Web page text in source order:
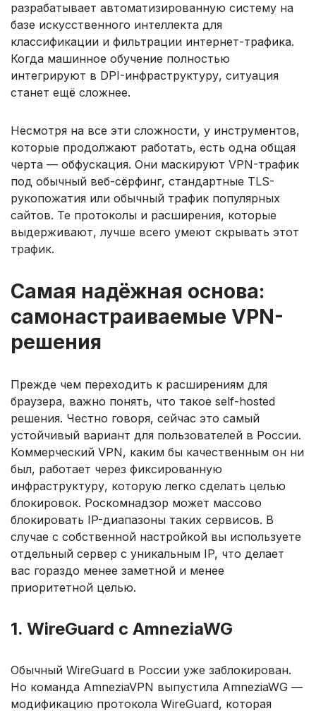
разрабатывает автоматизированную систему на
базе искусственного интеллекта для
классификации и фильтрации интернет-трафика.
Когда машинное обучение полностью
интегрируют в DPI-инфраструктуру, ситуация
станет ещё сложнее.
Несмотря на все эти сложности, у инструментов,
которые продолжают работать, есть одна общая
черта — обфускация. Они маскируют VPN-трафик
под обычный веб-сёрфинг, стандартные TLS-
рукопожатия или обычный трафик популярных
сайтов. Те протоколы и расширения, которые
выдерживают, лучше всего умеют скрывать этот
трафик.
Самая надёжная основа:
самонастраиваемые VPN-
решения
Прежде чем переходить к расширениям для
браузера, важно понять, что такое self-hosted
решения. Честно говоря, сейчас это самый
устойчивый вариант для пользователей в России.
Коммерческий VPN, каким бы качественным он ни
был, работает через фиксированную
инфраструктуру, которую легко сделать целью
блокировок. Роскомнадзор может массово
блокировать IP-диапазоны таких сервисов. В
случае с собственной настройкой вы используете
отдельный сервер с уникальным IP, что делает
вас гораздо менее заметной и менее
приоритетной целью.
1. WireGuard с AmneziaWG
Обычный WireGuard в России уже заблокирован.
Но команда AmneziaVPN выпустила AmneziaWG —
модификацию протокола WireGuard, которая